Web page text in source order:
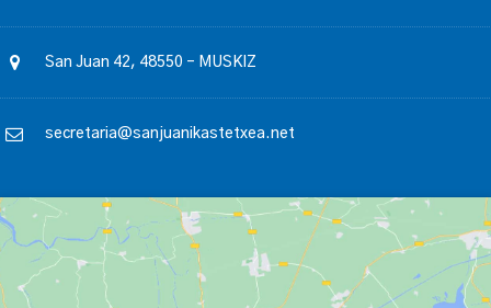
San Juan 42, 48550 – MUSKIZ
secretaria@sanjuanikastetxea.net